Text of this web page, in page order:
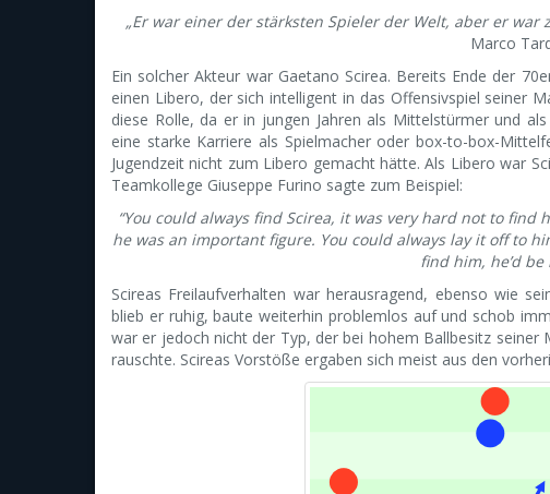
„Er war einer der stärksten Spieler der Welt, aber er war
Marco
Ein solcher Akteur war Gaetano Scirea. Bereits Ende der
einen Libero, der sich intelligent in das Offensivspiel seiner
diese Rolle, da er in jungen Jahren als Mittelstürmer und
eine starke Karriere als Spielmacher oder box-to-box-
Jugendzeit nicht zum Libero gemacht hätte. Als Libero war
Teamkollege Giuseppe Furino sagte zum Beispiel:
“You could always find Scirea, it was very hard not to
he was an important figure. You could always lay it off to
find him, he’d be
Scireas Freilaufverhalten war herausragend, ebenso wie
blieb er ruhig, baute weiterhin problemlos auf und schob
war er jedoch nicht der Typ, der bei hohem Ballbesitz
rauschte. Scireas Vorstöße ergaben sich meist aus den